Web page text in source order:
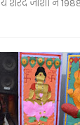
शरद जोशी ने